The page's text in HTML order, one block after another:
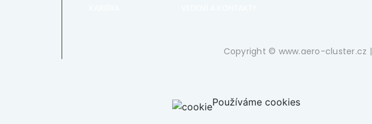
Copyright © www.aero-cluster.cz |
Používáme cookies